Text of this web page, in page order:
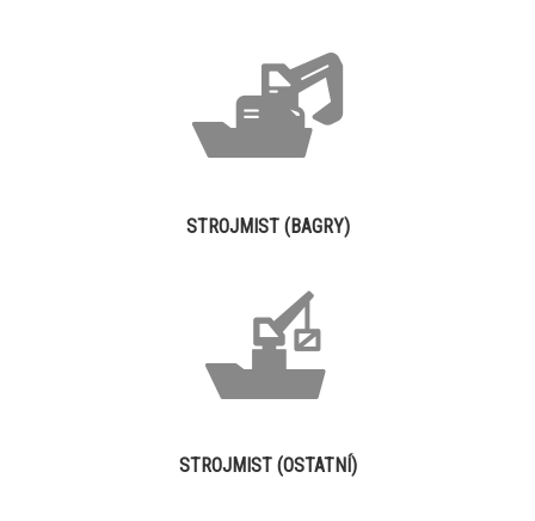
STROJMIST (BAGRY)
STROJMIST (OSTATNÍ)